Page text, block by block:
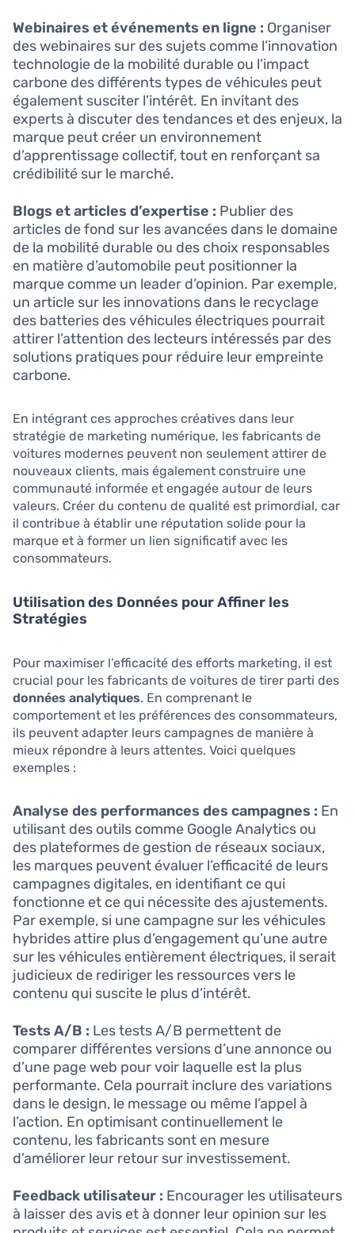
Webinaires et événements en ligne : Organiser
des webinaires sur des sujets comme l’innovation
technologie de la mobilité durable ou l’impact
carbone des différents types de véhicules peut
également susciter l’intérêt. En invitant des
experts à discuter des tendances et des enjeux, la
marque peut créer un environnement
d’apprentissage collectif, tout en renforçant sa
crédibilité sur le marché.
Blogs et articles d’expertise : Publier des
articles de fond sur les avancées dans le domaine
de la mobilité durable ou des choix responsables
en matière d’automobile peut positionner la
marque comme un leader d’opinion. Par exemple,
un article sur les innovations dans le recyclage
des batteries des véhicules électriques pourrait
attirer l’attention des lecteurs intéressés par des
solutions pratiques pour réduire leur empreinte
carbone.
En intégrant ces approches créatives dans leur
stratégie de marketing numérique, les fabricants de
voitures modernes peuvent non seulement attirer de
nouveaux clients, mais également construire une
communauté informée et engagée autour de leurs
valeurs. Créer du contenu de qualité est primordial, car
il contribue à établir une réputation solide pour la
marque et à former un lien significatif avec les
consommateurs.
Utilisation des Données pour Affiner les
Stratégies
Pour maximiser l’efficacité des efforts marketing, il est
crucial pour les fabricants de voitures de tirer parti des
données analytiques. En comprenant le
comportement et les préférences des consommateurs,
ils peuvent adapter leurs campagnes de manière à
mieux répondre à leurs attentes. Voici quelques
exemples :
Analyse des performances des campagnes : En
utilisant des outils comme Google Analytics ou
des plateformes de gestion de réseaux sociaux,
les marques peuvent évaluer l’efficacité de leurs
campagnes digitales, en identifiant ce qui
fonctionne et ce qui nécessite des ajustements.
Par exemple, si une campagne sur les véhicules
hybrides attire plus d’engagement qu’une autre
sur les véhicules entièrement électriques, il serait
judicieux de rediriger les ressources vers le
contenu qui suscite le plus d’intérêt.
Tests A/B : Les tests A/B permettent de
comparer différentes versions d’une annonce ou
d’une page web pour voir laquelle est la plus
performante. Cela pourrait inclure des variations
dans le design, le message ou même l’appel à
l’action. En optimisant continuellement le
contenu, les fabricants sont en mesure
d’améliorer leur retour sur investissement.
Feedback utilisateur : Encourager les utilisateurs
à laisser des avis et à donner leur opinion sur les